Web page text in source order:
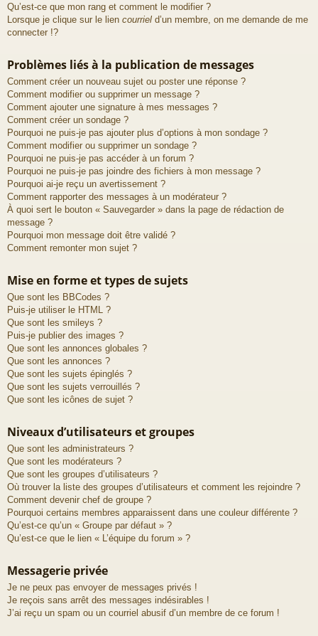
Qu’est-ce que mon rang et comment le modifier ?
Lorsque je clique sur le lien courriel d’un membre, on me demande de me
connecter !?
Problèmes liés à la publication de messages
Comment créer un nouveau sujet ou poster une réponse ?
Comment modifier ou supprimer un message ?
Comment ajouter une signature à mes messages ?
Comment créer un sondage ?
Pourquoi ne puis-je pas ajouter plus d’options à mon sondage ?
Comment modifier ou supprimer un sondage ?
Pourquoi ne puis-je pas accéder à un forum ?
Pourquoi ne puis-je pas joindre des fichiers à mon message ?
Pourquoi ai-je reçu un avertissement ?
Comment rapporter des messages à un modérateur ?
À quoi sert le bouton « Sauvegarder » dans la page de rédaction de
message ?
Pourquoi mon message doit être validé ?
Comment remonter mon sujet ?
Mise en forme et types de sujets
Que sont les BBCodes ?
Puis-je utiliser le HTML ?
Que sont les smileys ?
Puis-je publier des images ?
Que sont les annonces globales ?
Que sont les annonces ?
Que sont les sujets épinglés ?
Que sont les sujets verrouillés ?
Que sont les icônes de sujet ?
Niveaux d’utilisateurs et groupes
Que sont les administrateurs ?
Que sont les modérateurs ?
Que sont les groupes d’utilisateurs ?
Où trouver la liste des groupes d’utilisateurs et comment les rejoindre ?
Comment devenir chef de groupe ?
Pourquoi certains membres apparaissent dans une couleur différente ?
Qu’est-ce qu’un « Groupe par défaut » ?
Qu’est-ce que le lien « L’équipe du forum » ?
Messagerie privée
Je ne peux pas envoyer de messages privés !
Je reçois sans arrêt des messages indésirables !
J’ai reçu un spam ou un courriel abusif d’un membre de ce forum !